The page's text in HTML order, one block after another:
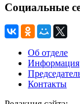
Социальные
Об отделе
Информация
Контакты